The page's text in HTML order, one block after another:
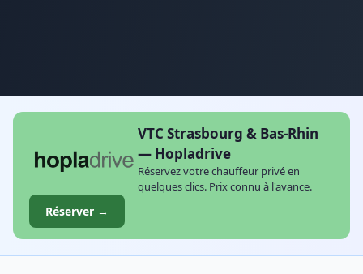
VTC Strasbourg & Bas-Rhin
— Hopladrive
Réservez votre chauffeur privé en
quelques clics. Prix connu à l'avance.
Réserver →